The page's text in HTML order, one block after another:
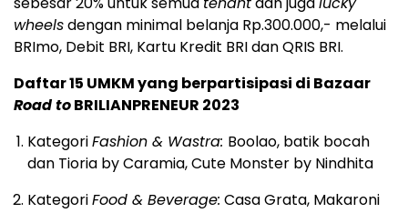
wheelsdengan minimal belanja Rp.300.000,- melalui
BRImo, Debit BRI, Kartu Kredit BRI dan QRIS BRI.
Daftar 15 UMKM yang berpartisipasi di Bazaar
Road toBRILIANPRENEUR 2023
KategoriFashion & Wastra: Boolao, batik bocah
dan Tioria by Caramia, Cute Monster by Nindhita
KategoriFood & Beverage: Casa Grata, Makaroni